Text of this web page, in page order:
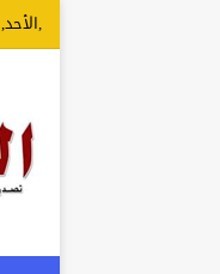
,الأحد, 9 أغسطس، 2026 2:09 مساءً